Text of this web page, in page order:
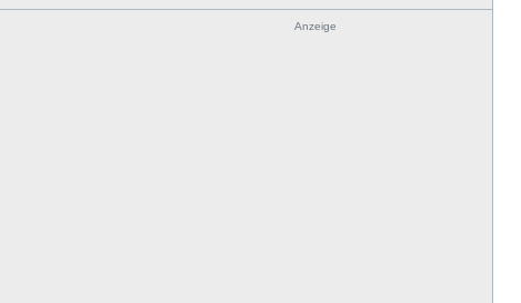
Anzeige